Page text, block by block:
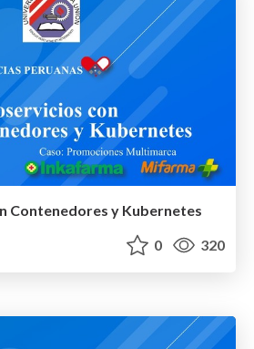
Contenedores y Kubernetes
0 320